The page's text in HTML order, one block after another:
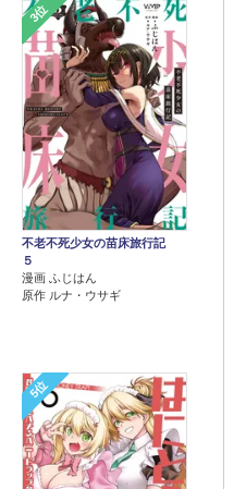
3位
不老不死少女の苗床旅行記
５
漫画 ふじはん
原作 ルナ・ウサギ
5位